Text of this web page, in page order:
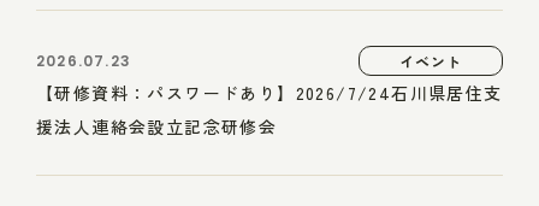
2026.07.23 イベント
【研修資料：パスワードあり】2026/7/24石川県居住支
援法人連絡会設立記念研修会